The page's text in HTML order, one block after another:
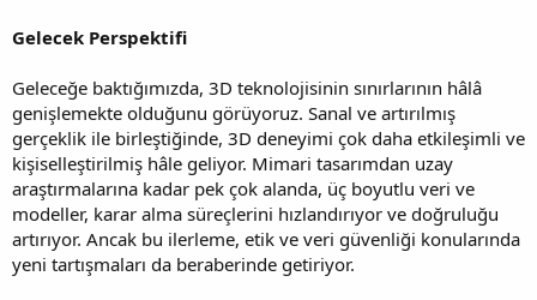
Gelecek Perspektifi
Geleceğe baktığımızda, 3D teknolojisinin sınırlarının hâlâ
genişlemekte olduğunu görüyoruz. Sanal ve artırılmış
gerçeklik ile birleştiğinde, 3D deneyimi çok daha etkileşimli ve
kişiselleştirilmiş hâle geliyor. Mimari tasarımdan uzay
araştırmalarına kadar pek çok alanda, üç boyutlu veri ve
modeller, karar alma süreçlerini hızlandırıyor ve doğruluğu
artırıyor. Ancak bu ilerleme, etik ve veri güvenliği konularında
yeni tartışmaları da beraberinde getiriyor.